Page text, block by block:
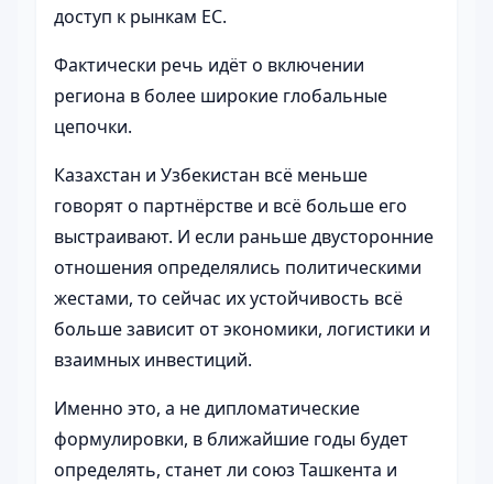
доступ к рынкам ЕС.
Фактически речь идёт о включении
региона в более широкие глобальные
цепочки.
Казахстан и Узбекистан всё меньше
говорят о партнёрстве и всё больше его
выстраивают. И если раньше двусторонние
отношения определялись политическими
жестами, то сейчас их устойчивость всё
больше зависит от экономики, логистики и
взаимных инвестиций.
Именно это, а не дипломатические
формулировки, в ближайшие годы будет
определять, станет ли союз Ташкента и